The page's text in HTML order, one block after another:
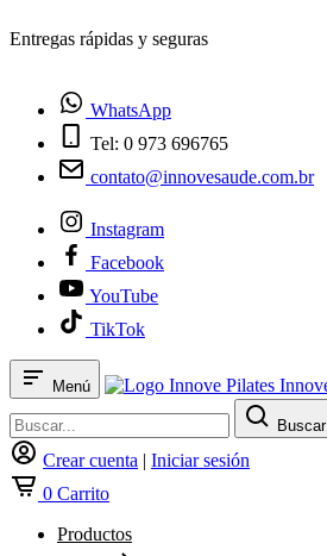
¿Tienes dudas? Habla con nosotros
WhatsApp
Tel: 0 973 696765
contato@innovesaude.com.br
Instagram
Facebook
YouTube
TikTok
Menú
Buscar
Crear cuenta | Iniciar sesión
0 Carrito
Productos